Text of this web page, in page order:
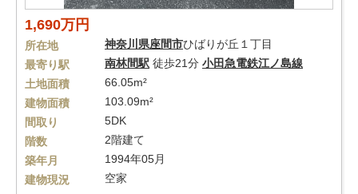
1,690万円
所在地 神奈川県座間市ひばりが丘１丁目
最寄り駅
南林間駅 徒歩21分 小田急電鉄江ノ島線
土地面積
66.05m²
建物面積
103.09m²
間取り
5DK
階数
2階建て
築年月
1994年05月
建物現況
空家